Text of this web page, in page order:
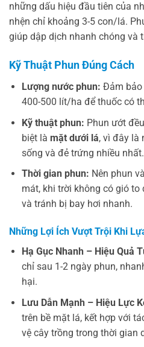
những dấu hiệu đầu tiên của
nhện chỉ khoảng 3-5 con/lá.
giúp dập dịch nhanh chóng và
Kỹ Thuật Phun Đúng Cách
Lượng nước phun: Đảm
400-500 lít/ha để thuốc có
Kỹ thuật phun: Phun ướt
biệt là mặt dưới lá, vì đây là
sống và đẻ trứng nhiều nhất.
Thời gian phun: Nên phun
mát, khi trời không có gió
và tránh bị bay hơi nhanh.
Những Lợi Ích Vượt Trội Khi
Hạ Gục Nhanh – Hiệu Quả
chỉ sau 1-2 ngày phun,
hại.
Lưu Dẫn Mạnh – Hiệu Lực
trên bề mặt lá, kết hợp với
vệ cây trồng trong thời gian